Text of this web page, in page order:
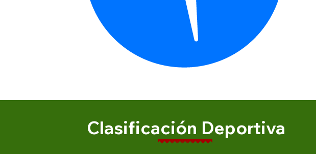
Clasificación Deportiva